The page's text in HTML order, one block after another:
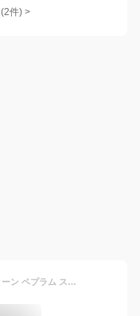
(2件) >
[ルイ ルエ ブティック] ノーカラー コクーン ペプラム スリム パンツ スーツ レディース ミセス ママ パンツスーツ パール 長袖 フォーマル カジュアル 大きいサイズ 式 セレモニー パーティ パーティー S(7号) ブラックSU1328-S-BL